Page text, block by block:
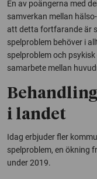
En av poängerna med
samverkan mellan
att detta fortfarande är
spelproblem behöver i
spelproblem och
samarbete mellan
i landet
Idag erbjuder fler
spelproblem, en ökning
under 2019.